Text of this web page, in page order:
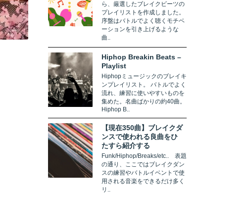
ら、厳選したブレイクビーツの
プレイリストを作成しました。
序盤はバトルでよく聴くモチベ
ーションを引き上げるような
曲..
Hiphop Breakin Beats –
Playlist
Hiphopミュージックのブレイキ
ンプレイリスト。 バトルでよく
流れ、練習に使いやすいものを
集めた。名曲ばかりの約40曲。
Hiphop B..
【現在350曲】ブレイクダ
ンスで使われる良曲をひ
たすら紹介する
Funk/Hiphop/Breaks/etc.. 表題
の通り、ここではブレイクダン
スの練習やバトルイベントで使
用される音楽をできるだけ多く
リ..